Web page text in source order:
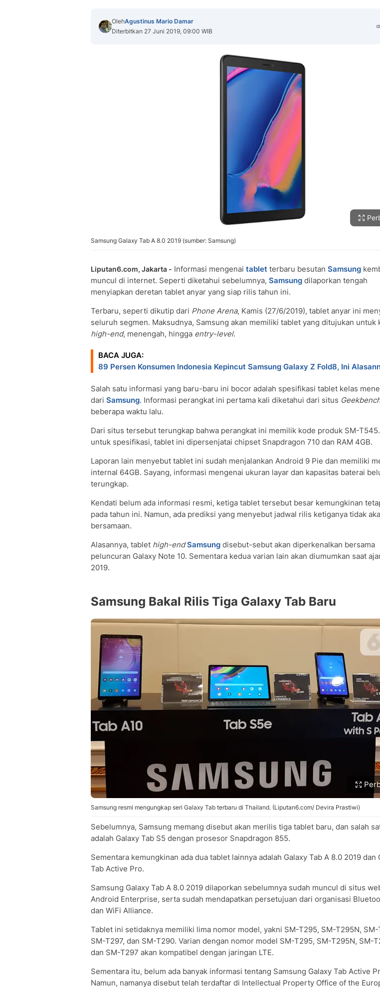
OlehAgustinus Mario Damar
Diterbitkan 27 Juni 2019, 09:00 WIB
Samsung Galaxy Tab A 8.0 2019 (sumber: Samsung)
Liputan6.com, Jakarta - Informasi mengenai tablet terbaru besutan Samsung
muncul di internet. Seperti diketahui sebelumnya, Samsung dilaporkan tengah
menyiapkan deretan tablet anyar yang siap rilis tahun ini.
Terbaru, seperti dikutip dari Phone Arena, Kamis (27/6/2019), tablet anyar ini
seluruh segmen. Maksudnya, Samsung akan memiliki tablet yang ditujukan untuk
high-end, menengah, hingga entry-level.
BACA JUGA:
89 Persen Konsumen Indonesia Kepincut Samsung Galaxy Z Fold8, Ini
Salah satu informasi yang baru-baru ini bocor adalah spesifikasi tablet kelas
dari Samsung. Informasi perangkat ini pertama kali diketahui dari situs
beberapa waktu lalu.
Dari situs tersebut terungkap bahwa perangkat ini memilik kode produk SM-
untuk spesifikasi, tablet ini dipersenjatai chipset Snapdragon 710 dan RAM 4GB.
Laporan lain menyebut tablet ini sudah menjalankan Android 9 Pie dan memiliki
internal 64GB. Sayang, informasi mengenai ukuran layar dan kapasitas baterai
terungkap.
Kendati belum ada informasi resmi, ketiga tablet tersebut besar kemungkinan
pada tahun ini. Namun, ada prediksi yang menyebut jadwal rilis ketiganya tidak
bersamaan.
Alasannya, tablet high-end Samsung disebut-sebut akan diperkenalkan bersama
peluncuran Galaxy Note 10. Sementara kedua varian lain akan diumumkan saat
2019.
Samsung Bakal Rilis Tiga Galaxy Tab Baru
Samsung resmi mengungkap seri Galaxy Tab terbaru di Thailand. (Liputan6.com/ Devira Prastiwi)
Sebelumnya, Samsung memang disebut akan merilis tiga tablet baru, dan salah
adalah Galaxy Tab S5 dengan prosesor Snapdragon 855.
Sementara kemungkinan ada dua tablet lainnya adalah Galaxy Tab A 8.0 2019 dan
Tab Active Pro.
Samsung Galaxy Tab A 8.0 2019 dilaporkan sebelumnya sudah muncul di situs
Android Enterprise, serta sudah mendapatkan persetujuan dari organisasi
dan WiFi Alliance.
Tablet ini setidaknya memiliki lima nomor model, yakni SM-T295, SM-T295N, SM-
SM-T297, dan SM-T290. Varian dengan nomor model SM-T295, SM-T295N, SM-
dan SM-T297 akan kompatibel dengan jaringan LTE.
Sementara itu, belum ada banyak informasi tentang Samsung Galaxy Tab Active
Namun, namanya disebut telah terdaftar di Intellectual Property Office of the